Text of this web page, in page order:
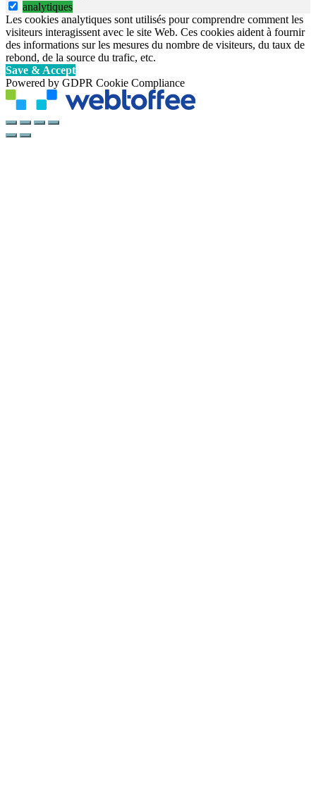
analytiques
Les cookies analytiques sont utilisés pour comprendre comment les
visiteurs interagissent avec le site Web. Ces cookies aident à fournir
des informations sur les mesures du nombre de visiteurs, du taux de
rebond, de la source du trafic, etc.
Save & Accept
Powered by GDPR Cookie Compliance